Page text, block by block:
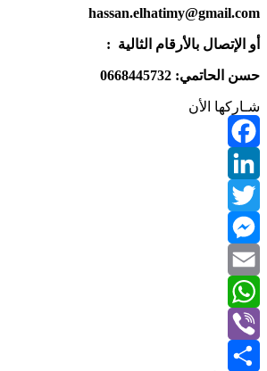
hassan.elhatimy​@​gmail.com
أو الإتصال بالأرقام الثالية :
حسن الحاتمي: 0668445732
شـاركها الأن
Facebook
LinkedIn
Twitter
Messenger
Email
WhatsApp
Viber